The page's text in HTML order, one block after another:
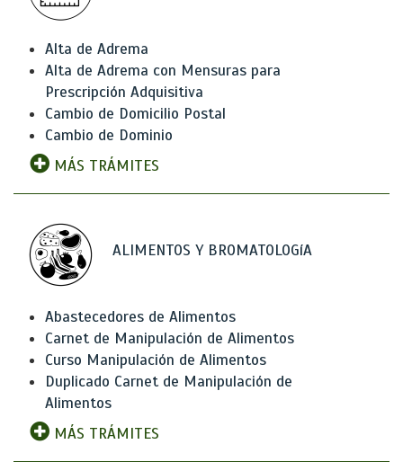
Alta de Adrema
Alta de Adrema con Mensuras para
Prescripción Adquisitiva
Cambio de Domicilio Postal
Cambio de Dominio
MÁS TRÁMITES
ALIMENTOS Y BROMATOLOGíA
Abastecedores de Alimentos
Carnet de Manipulación de Alimentos
Curso Manipulación de Alimentos
Duplicado Carnet de Manipulación de
Alimentos
MÁS TRÁMITES